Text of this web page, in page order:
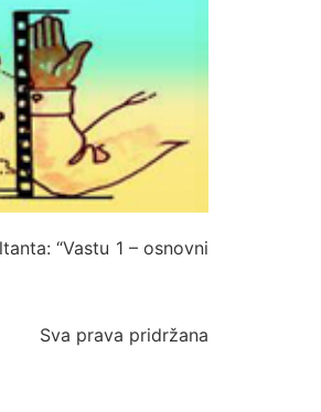
“Vastu 1 – osnovni
Sva prava pridržana